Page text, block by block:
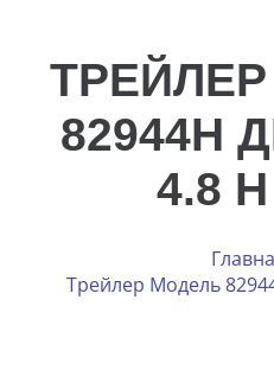
82944H
4.8
Трейлер Модель